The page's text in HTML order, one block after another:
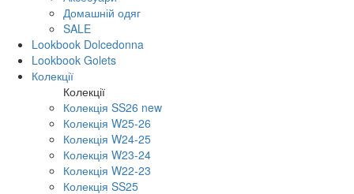
Домашній одяг
SALE
Lookbook Dolcedonna
Lookbook Golets
Колекції
Колекції
Колекція SS26 new
Колекція W25-26
Колекція W24-25
Колекція W23-24
Колекція W22-23
Колекція SS25